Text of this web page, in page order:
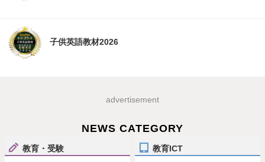
子供英語教材2026
advertisement
NEWS CATEGORY
教育・受験 教育ICT